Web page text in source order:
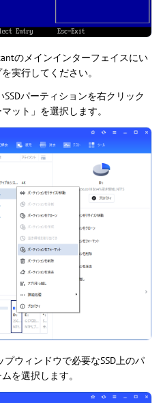
のメインインターフェイスにい
実行してください。
パーティションを右クリック
ット」を選択します。
ウィンドウで必要なSSD上のパ
を選択します。